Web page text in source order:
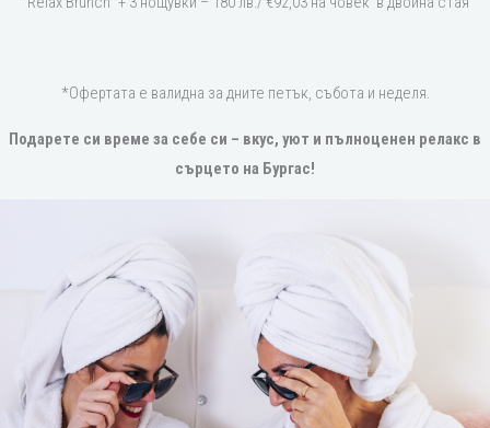
*Офертата е валидна за дните петък, събота и неделя.
Подарете си време за себе си – вкус, уют и пълноценен релакс в
сърцето на Бургас!